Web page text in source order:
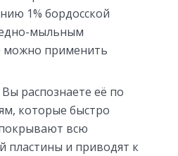
1% бордосской
мыльным
можно применить
распознаете её по
которые быстро
всю
пластины и приводят к